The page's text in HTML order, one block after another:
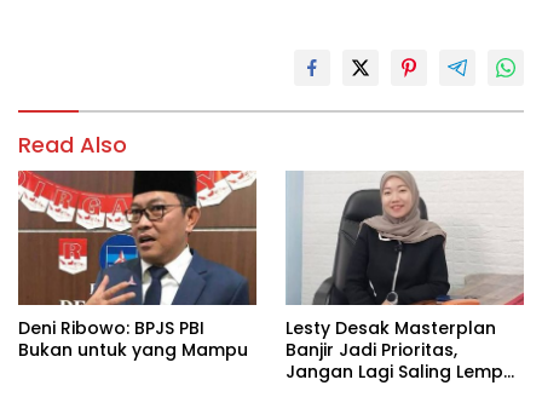
Read Also
Deni Ribowo: BPJS PBI
Bukan untuk yang Mampu
Lesty Desak Masterplan
Banjir Jadi Prioritas,
Jangan Lagi Saling Lempar